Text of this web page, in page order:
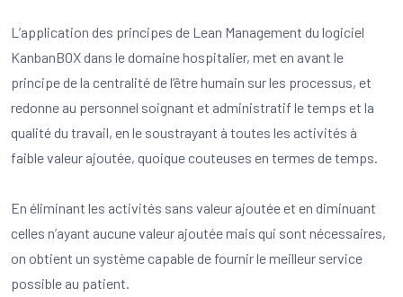
L’application des principes de Lean Management du logiciel
KanbanBOX dans le domaine hospitalier, met en avant le
principe de la centralité de l’être humain sur les processus, et
redonne au personnel soignant et administratif le temps et la
qualité du travail, en le soustrayant à toutes les activités à
faible valeur ajoutée, quoique couteuses en termes de temps.
En éliminant les activités sans valeur ajoutée et en diminuant
celles n’ayant aucune valeur ajoutée mais qui sont nécessaires,
on obtient un système capable de fournir le meilleur service
possible au patient.